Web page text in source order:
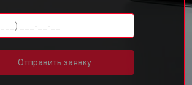
Отправить заявку